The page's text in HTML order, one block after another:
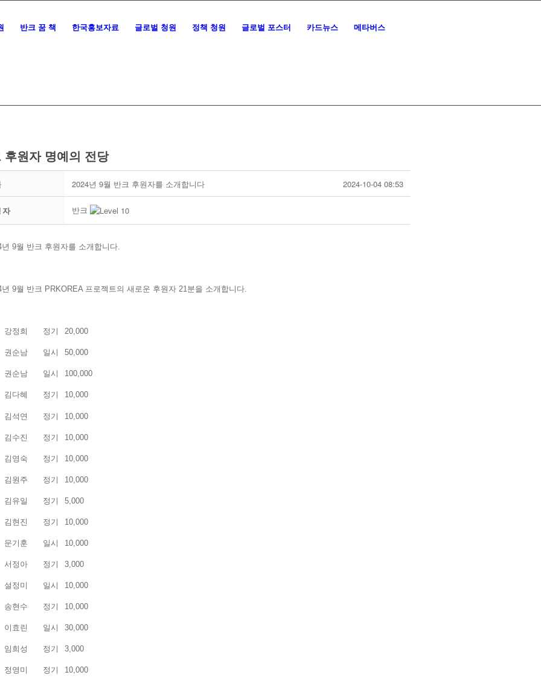
반크 꿈 책 한국홍보자료 글로벌 청원 정책 청원 글로벌 포스터 카드뉴스 메타버스
후원자 명예의 전당
2024년 9월 반크 후원자를 소개합니다 2024-10-04 08:53
자 반크
년 9월 반크 후원자를 소개합니다.
년 9월 반크 PRKOREA 프로젝트의 새로운 후원자 21분을 소개합니다.
강정희 정기 20,000
권순남 일시 50,000
권순남 일시 100,000
김다혜 정기 10,000
김석연 정기 10,000
김수진 정기 10,000
김영숙 정기 10,000
김원주 정기 10,000
김유일 정기 5,000
김현진 정기 10,000
문기훈 일시 10,000
서정아 정기 3,000
설정미 일시 10,000
송현수 정기 10,000
이효린 일시 30,000
임희성 정기 3,000
정영미 정기 10,000